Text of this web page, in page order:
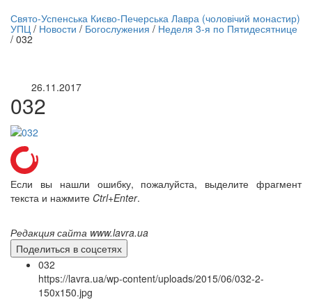
трансляция | 12 сентября
трансляции
Свято-Успенська Києво-Печерська Лавра (чоловічий монастир)
УПЦ / Новости / Богослужения / Неделя 3-я по Пятидесятнице
/ 032
26.11.2017
032
Если вы нашли ошибку, пожалуйста, выделите фрагмент
текста и нажмите Ctrl+Enter.
Редакция сайта www.lavra.ua
Поделиться в соцсетях
032
https://lavra.ua/wp-content/uploads/2015/06/032-2-
150x150.jpg